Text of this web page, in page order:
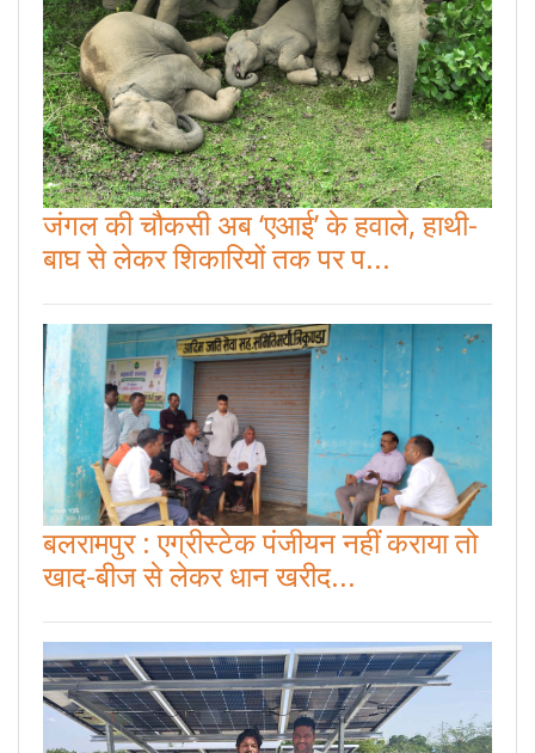
जंगल की चौकसी अब ‘एआई’ के हवाले, हाथी-
बाघ से लेकर शिकारियों तक पर प...
बलरामपुर : एग्रीस्टेक पंजीयन नहीं कराया तो
खाद-बीज से लेकर धान खरीद...